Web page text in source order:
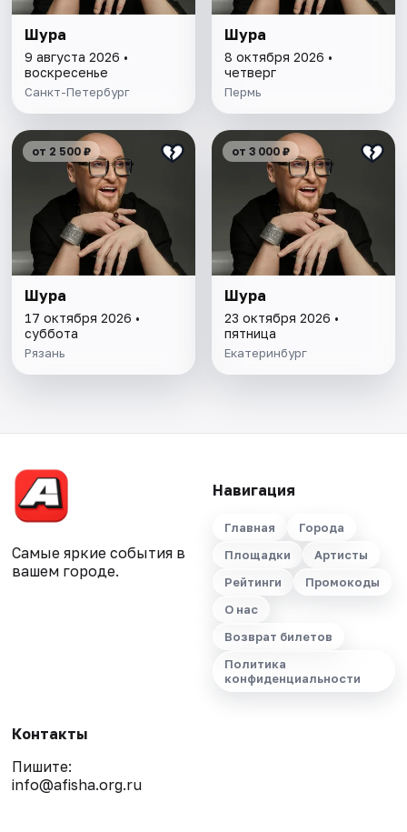
Шура
9 августа 2026 •
воскресенье
Санкт-Петербург
Шура
8 октября 2026 •
четверг
Пермь
от 2 500 ₽
Шура
17 октября 2026 •
суббота
Рязань
от 3 000 ₽
Шура
23 октября 2026 •
пятница
Екатеринбург
Самые яркие события в
вашем городе.
Навигация
Главная
Города
Площадки
Артисты
Рейтинги
Промокоды
О нас
Возврат билетов
Политика
конфиденциальности
Контакты
Пишите:
info@afisha.org.ru